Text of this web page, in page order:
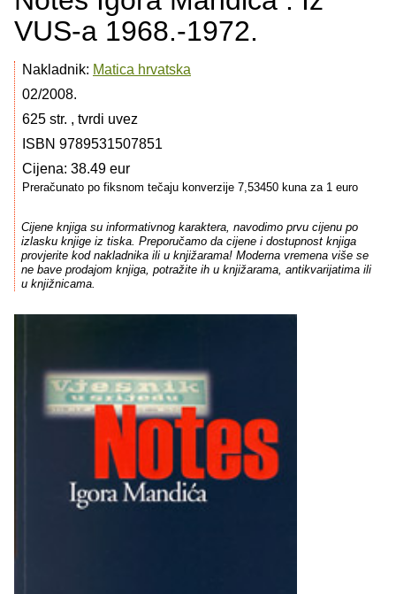
VUS-a 1968.-1972.
Nakladnik: Matica hrvatska
02/2008.
625 str. , tvrdi uvez
ISBN 9789531507851
Cijena: 38.49 eur
Preračunato po fiksnom tečaju konverzije 7,53450 kuna za 1 euro
Cijene knjiga su informativnog karaktera, navodimo prvu cijenu po
izlasku knjige iz tiska. Preporučamo da cijene i dostupnost knjiga
provjerite kod nakladnika ili u knjižarama! Moderna vremena više se
ne bave prodajom knjiga, potražite ih u knjižarama, antikvarijatima ili
u knjižnicama.